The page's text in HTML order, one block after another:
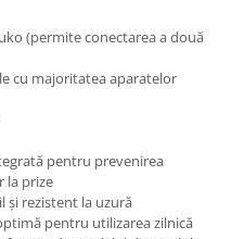
(permite conectarea a două
cu majoritatea aparatelor
pentru prevenirea
la prize
și rezistent la uzură
pentru utilizarea zilnică